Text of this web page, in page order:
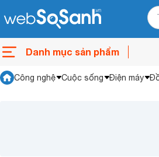
Danh mục sản phẩm
Công nghệ Cuộc sống Điện máy